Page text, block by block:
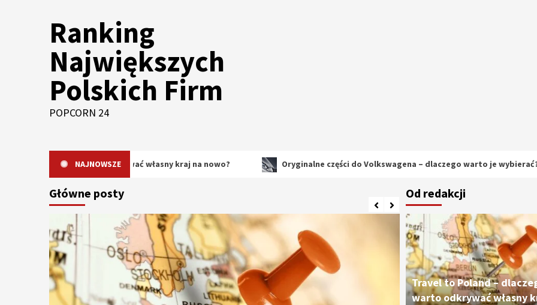
Ranking
Największych
Polskich Firm
POPCORN 24
NAJNOWSZE
warto odkrywać własny kraj na nowo? Oryginalne części do Volkswagena – dlaczego warto je wybierać?
Główne posty Od redakcji
Travel to Poland –
warto odkrywać własny